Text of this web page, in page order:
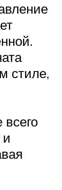
стиле,